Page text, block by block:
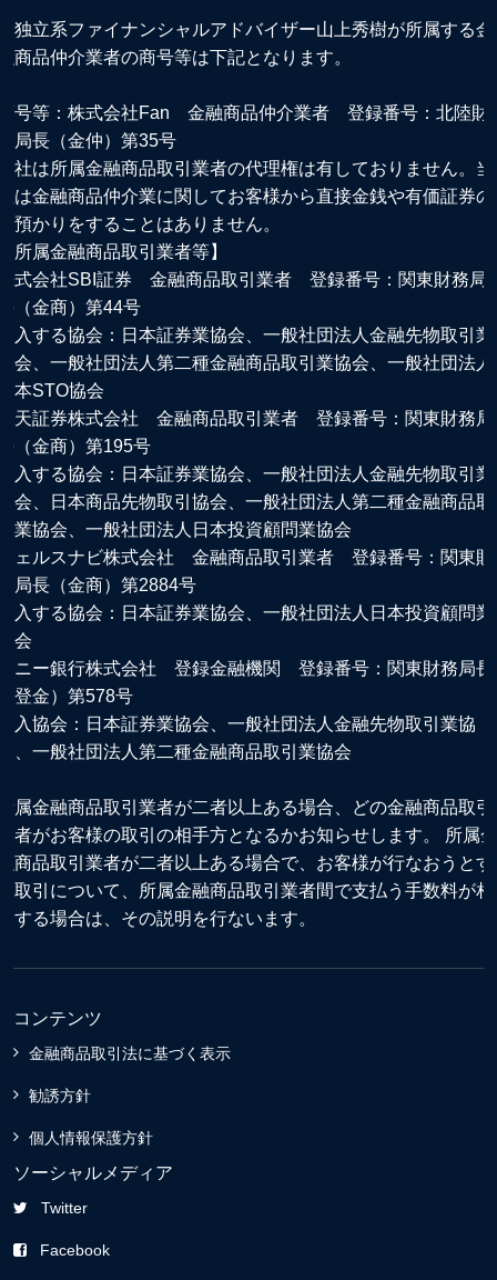
独立系ファイナンシャルアドバイザー山上秀樹が所属する金
商品仲介業者の商号等は下記となります。
号等：株式会社Fan 金融商品仲介業者 登録番号：北陸財
局長（金仲）第35号
社は所属金融商品取引業者の代理権は有しておりません。当
は金融商品仲介業に関してお客様から直接金銭や有価証券の
預かりをすることはありません。
所属金融商品取引業者等】
式会社SBI証券 金融商品取引業者 登録番号：関東財務局
（金商）第44号
入する協会：日本証券業協会、一般社団法人金融先物取引業
会、一般社団法人第二種金融商品取引業協会、一般社団法人
本STO協会
天証券株式会社 金融商品取引業者 登録番号：関東財務局
（金商）第195号
入する協会：日本証券業協会、一般社団法人金融先物取引業
会、日本商品先物取引協会、一般社団法人第二種金融商品取
業協会、一般社団法人日本投資顧問業協会
ェルスナビ株式会社 金融商品取引業者 登録番号：関東財
局長（金商）第2884号
入する協会：日本証券業協会、一般社団法人日本投資顧問業
会
ニー銀行株式会社 登録金融機関 登録番号：関東財務局長
登金）第578号
入協会：日本証券業協会、一般社団法人金融先物取引業協
、一般社団法人第二種金融商品取引業協会
属金融商品取引業者が二者以上ある場合、どの金融商品取引
者がお客様の取引の相手方となるかお知らせします。 所属金
商品取引業者が二者以上ある場合で、お客様が行なおうとす
取引について、所属金融商品取引業者間で支払う手数料が相
する場合は、その説明を行ないます。
コンテンツ
金融商品取引法に基づく表示
勧誘方針
個人情報保護方針
ソーシャルメディア
Twitter
Facebook